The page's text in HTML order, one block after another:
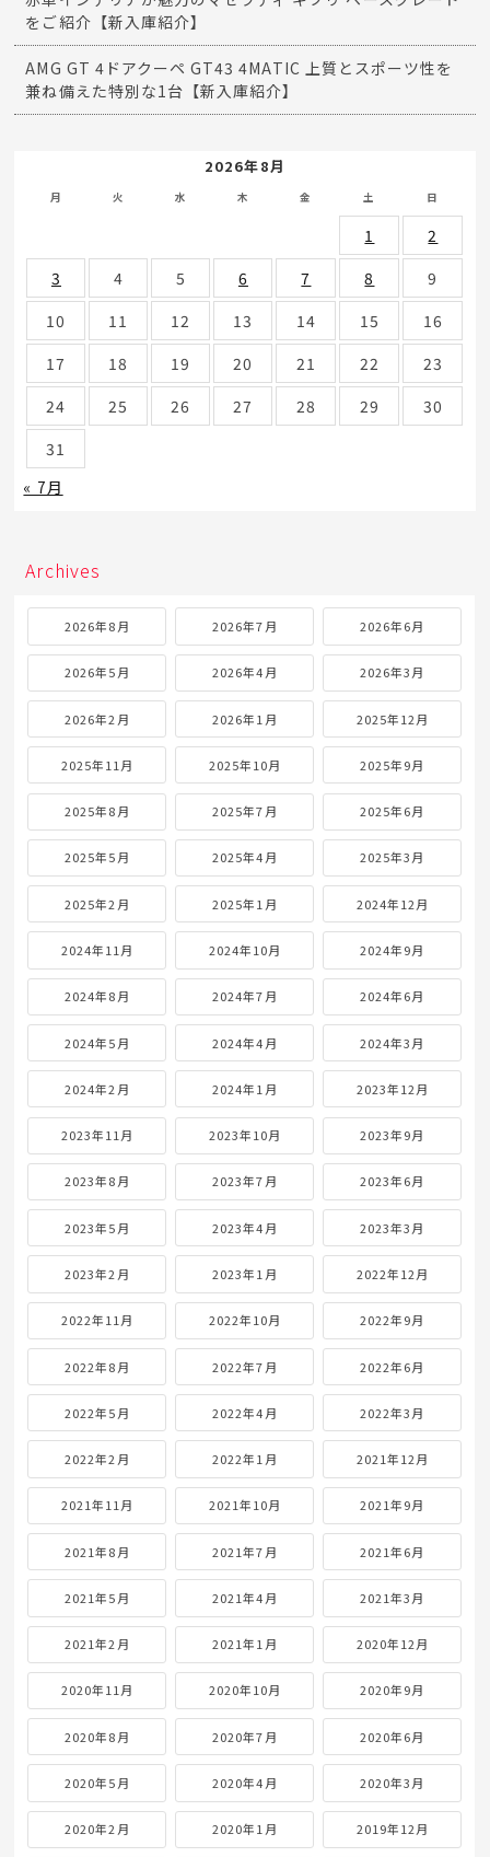
をご紹介【新入庫紹介】
AMG GT 4ドアクーペ GT43 4MATIC 上質とスポーツ性を
兼ね備えた特別な1台【新入庫紹介】
2026年8月
月 火 水 木 金 土 日
1
2
3
4 5 6 7 8
9
10
11 12 13 14 15
16
17
18 19 20 21 22
23
24
25 26 27 28 29
30
31
« 7月
Archives
2026年8月 2026年7月 2026年6月
2026年5月 2026年4月 2026年3月
2026年2月 2026年1月 2025年12月
2025年11月 2025年10月 2025年9月
2025年8月 2025年7月 2025年6月
2025年5月 2025年4月 2025年3月
2025年2月 2025年1月 2024年12月
2024年11月 2024年10月 2024年9月
2024年8月 2024年7月 2024年6月
2024年5月 2024年4月 2024年3月
2024年2月 2024年1月 2023年12月
2023年11月 2023年10月 2023年9月
2023年8月 2023年7月 2023年6月
2023年5月 2023年4月 2023年3月
2023年2月 2023年1月 2022年12月
2022年11月 2022年10月 2022年9月
2022年8月 2022年7月 2022年6月
2022年5月 2022年4月 2022年3月
2022年2月 2022年1月 2021年12月
2021年11月 2021年10月 2021年9月
2021年8月 2021年7月 2021年6月
2021年5月 2021年4月 2021年3月
2021年2月 2021年1月 2020年12月
2020年11月 2020年10月 2020年9月
2020年8月 2020年7月 2020年6月
2020年5月 2020年4月 2020年3月
2020年2月 2020年1月 2019年12月